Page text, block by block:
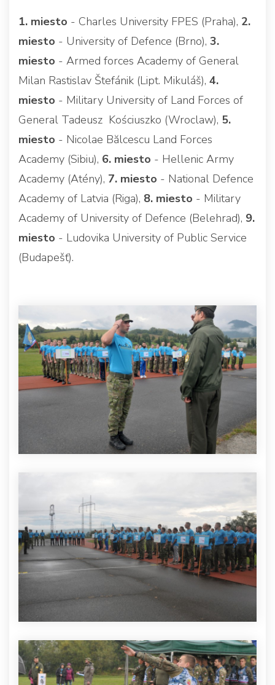
1. miesto - Charles University FPES (Praha), 2.
miesto - University of Defence (Brno), 3.
miesto - Armed forces Academy of General
Milan Rastislav Štefánik (Lipt. Mikuláš), 4.
miesto - Military University of Land Forces of
General Tadeusz Kościuszko (Wroclaw), 5.
miesto - Nicolae Bălcescu Land Forces
Academy (Sibiu), 6. miesto - Hellenic Army
Academy (Atény), 7. miesto - National Defence
Academy of Latvia (Riga), 8. miesto - Military
Academy of University of Defence (Belehrad), 9.
miesto - Ludovika University of Public Service
(Budapešť).